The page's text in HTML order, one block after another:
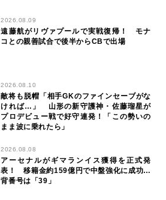
2026.08.09
遠藤航がリヴァプールで実戦復帰！ モナ
コとの親善試合で後半からCBで出場
2026.08.10
敵将も脱帽「相手GKのファインセーブがな
ければ…」 山形の新守護神・佐藤瑠星が
プロデビュー戦で好守連発！「この勢いの
まま波に乗れたら」
2026.08.08
アーセナルがギマランイス獲得を正式発
表！ 移籍金約159億円で中盤強化に成功…
背番号は「39」